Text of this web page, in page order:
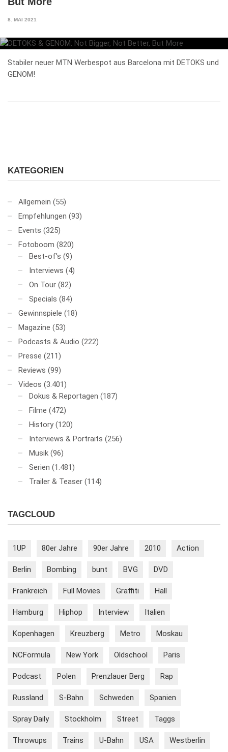
8. MAI 2021
Stabiler neuer MTN Werbespot aus Barcelona mit DETOKS und
GENOM!
KATEGORIEN
Allgemein (55)
Empfehlungen (93)
Events (325)
Fotoboom (820)
Best-of's (9)
Interviews (4)
On Tour (82)
Specials (84)
Gewinnspiele (18)
Magazine (53)
Podcasts & Audio (222)
Presse (211)
Reviews (99)
Videos (3.401)
Dokus & Reportagen (187)
Filme (472)
History (120)
Interviews & Portraits (256)
Musik (96)
Serien (1.481)
Trailer & Teaser (114)
TAGCLOUD
1UP 80er Jahre 90er Jahre 2010 Action
Berlin Bombing bunt BVG DVD
Frankreich Full Movies Graffiti Hall
Hamburg Hiphop Interview Italien
Kopenhagen Kreuzberg Metro Moskau
NCFormula New York Oldschool Paris
Podcast Polen Prenzlauer Berg Rap
Russland S-Bahn Schweden Spanien
Spray Daily Stockholm Street Taggs
Throwups Trains U-Bahn USA Westberlin